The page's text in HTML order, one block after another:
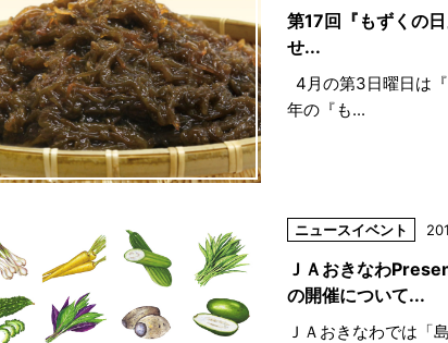
第17回『もずくの
せ...
4月の第3日曜日は
年の『も...
ニュースイベント
ＪＡおきなわ
の開催について...
ＪＡおきなわでは「